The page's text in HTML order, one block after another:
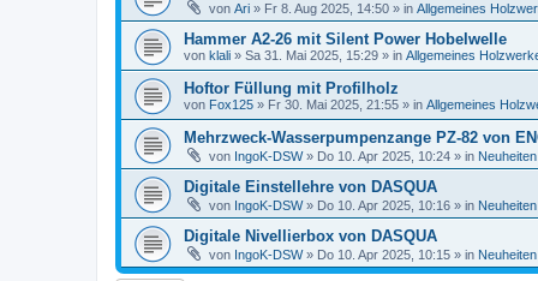
von Ari » Fr 8. Aug 2025, 14:50 » in Allgemeines
Hammer A2-26 mit Silent Power Hobelwelle
von klali » Sa 31. Mai 2025, 15:29 » in Allgemeines
Hoftor Füllung mit Profilholz
von Fox125 » Fr 30. Mai 2025, 21:55 » in Allgemeines
Mehrzweck-Wasserpumpenzange PZ-82 von
von IngoK-DSW» Do 10. Apr 2025, 10:24 » in
Digitale Einstellehre von DASQUA
von IngoK-DSW» Do 10. Apr 2025, 10:16 » in
Digitale Nivellierbox von DASQUA
von IngoK-DSW» Do 10. Apr 2025, 10:15 » in